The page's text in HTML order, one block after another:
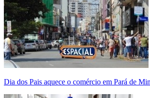
Dia dos Pais aquece o comércio em Pará de